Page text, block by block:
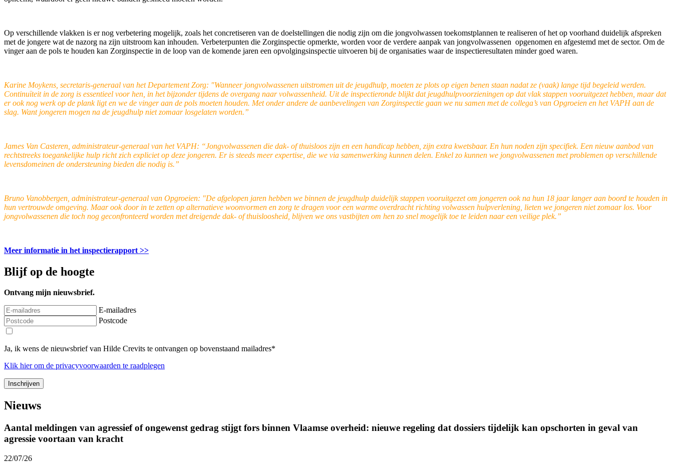
Op verschillende vlakken is er nog verbetering mogelijk, zoals het concretiseren van de doelstellingen die nodig zijn om die jongvolwassen toekomstplannen te realiseren of het op voorhand duidelijk afspreken
met de jongere wat de nazorg na zijn uitstroom kan inhouden. Verbeterpunten die Zorginspectie opmerkte, worden voor de verdere aanpak van jongvolwassenen opgenomen en afgestemd met de sector. Om de
vinger aan de pols te houden kan Zorginspectie in de loop van de komende jaren een opvolgingsinspectie uitvoeren bij de organisaties waar de inspectieresultaten minder goed waren.
Karine Moykens, secretaris-generaal van het Departement Zorg: "Wanneer jongvolwassenen uitstromen uit de jeugdhulp, moeten ze plots op eigen benen staan nadat ze (vaak) lange tijd begeleid werden.
Continuïteit in de zorg is essentieel voor hen, in het bijzonder tijdens de overgang naar volwassenheid. Uit de inspectieronde blijkt dat jeugdhulpvoorzieningen op dat vlak stappen vooruitgezet hebben, maar dat
er ook nog werk op de plank ligt en we de vinger aan de pols moeten houden. Met onder andere de aanbevelingen van Zorginspectie gaan we nu samen met de collega’s van Opgroeien en het VAPH aan de
slag. Want jongeren mogen na de jeugdhulp niet zomaar losgelaten worden.”
James Van Casteren, administrateur-generaal van het VAPH: “Jongvolwassenen die dak- of thuisloos zijn en een handicap hebben, zijn extra kwetsbaar. En hun noden zijn specifiek. Een nieuw aanbod van
rechtstreeks toegankelijke hulp richt zich expliciet op deze jongeren. Er is steeds meer expertise, die we via samenwerking kunnen delen. Enkel zo kunnen we jongvolwassenen met problemen op verschillende
levensdomeinen de ondersteuning bieden die nodig is.”
Bruno Vanobbergen, administrateur-generaal van Opgroeien: "De afgelopen jaren hebben we binnen de jeugdhulp duidelijk stappen vooruitgezet om jongeren ook na hun 18 jaar langer aan boord te houden in
hun vertrouwde omgeving. Maar ook door in te zetten op alternatieve woonvormen en zorg te dragen voor een warme overdracht richting volwassen hulpverlening, lieten we jongeren niet zomaar los. Voor
jongvolwassenen die toch nog geconfronteerd worden met dreigende dak- of thuisloosheid, blijven we ons vastbijten om hen zo snel mogelijk toe te leiden naar een veilige plek.”
Meer informatie in het inspectierapport >>
Blijf op de hoogte
Ontvang mijn nieuwsbrief.
E-mailadres
Postcode
Ja, ik wens de nieuwsbrief van Hilde Crevits te ontvangen op bovenstaand mailadres*
Klik hierom de privacyvoorwaarden te raadplegen
Nieuws
Aantal meldingen van agressief of ongewenst gedrag stijgt fors binnen Vlaamse overheid: nieuwe regeling dat dossiers tijdelijk kan opschorten in geval van
agressie voortaan van kracht
22/07/26